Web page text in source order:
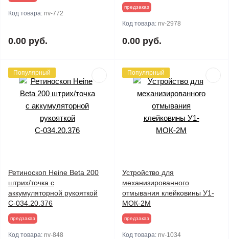
Код товара: nv-772
0.00 руб.
предзаказ
Код товара: nv-2978
0.00 руб.
Популярный
Ретиноскоп Heine Beta 200
штрих/точка с
аккумуляторной рукояткой
С-034.20.376
предзаказ
Код товара: nv-848
Популярный
Устройство для
механизированного
отмывания клейковины У1-
МОК-2М
предзаказ
Код товара: nv-1034